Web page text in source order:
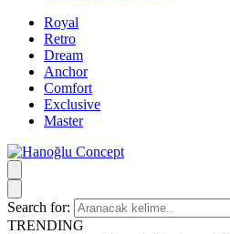
Royal
Retro
Dream
Anchor
Comfort
Exclusive
Master
Search for:
TRENDING